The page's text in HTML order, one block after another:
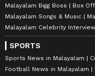
Malayalam Bigg Boss
Box
Malayalam Songs & Music
Malayalam Celebrity
SPORTS
Sports News in Malayalam
Football News in Malayalam